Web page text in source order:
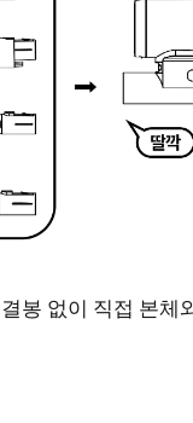
봉 없이 직접 본체